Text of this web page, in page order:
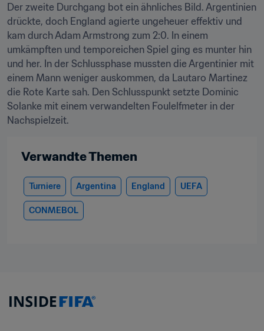
Der zweite Durchgang bot ein ähnliches Bild. Argentinien
drückte, doch England agierte ungeheuer effektiv und
kam durch Adam Armstrong zum 2:0. In einem
umkämpften und temporeichen Spiel ging es munter hin
und her. In der Schlussphase mussten die Argentinier mit
einem Mann weniger auskommen, da Lautaro Martinez
die Rote Karte sah. Den Schlusspunkt setzte Dominic
Solanke mit einem verwandelten Foulelfmeter in der
Nachspielzeit.
Verwandte Themen
Turniere Argentina England UEFA
CONMEBOL